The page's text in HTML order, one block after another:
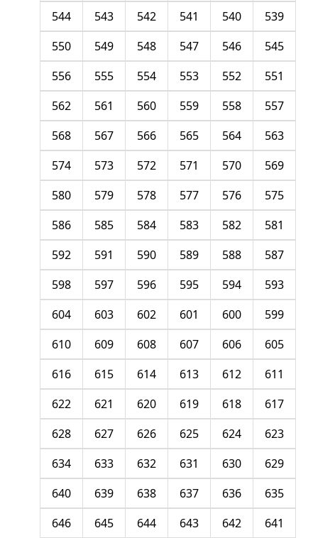
539
540
541
542
543
544
545
546
547
548
549
550
551
552
553
554
555
556
557
558
559
560
561
562
563
564
565
566
567
568
569
570
571
572
573
574
575
576
577
578
579
580
581
582
583
584
585
586
587
588
589
590
591
592
593
594
595
596
597
598
599
600
601
602
603
604
605
606
607
608
609
610
611
612
613
614
615
616
617
618
619
620
621
622
623
624
625
626
627
628
629
630
631
632
633
634
635
636
637
638
639
640
641
642
643
644
645
646